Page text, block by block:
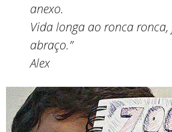
anexo.
Vida longa ao ronca ronca,
abraço.”
Alex